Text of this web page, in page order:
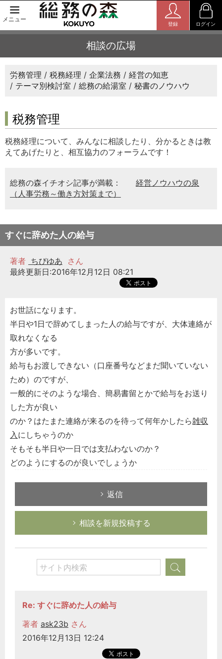
メニュー
登録 ログイン
相談の広場
労務管理 税務経理 企業法務
経営の知恵
テーマ別検討室
総務の給湯室 秘書のノウハウ
税務管理
税務経理について、みんなに相談したり、分かるときは教
えてあげたりと、相互協力のフォーラムです！
総務の森イチオシ記事が満載：
経営ノウハウの泉
（人事労務～働き方対策まで）
すぐに辞めた人の給与
著者 ちびゆあ
さん
最終更新日:2016年12月12日 08:21
お世話になります。
半日や1日で辞めてしまった人の給与ですが、大体連絡が
取れなくなる
方が多いです。
給与もお渡しできない（口座番号などまだ聞いていない
ため）のですが、
一般的にそのような場合、簡易書留とかで給与をお送り
した方が良い
のか？はたまた連絡が来るのを待って何年かしたら雑収
入にしちゃうのか
そもそも半日や一日では支払わないのか？
どのようにするのが良いでしょうか
返信
相談を新規投稿する
Re: すぐに辞めた人の給与
著者 ask23b さん
2016年12月13日 12:24